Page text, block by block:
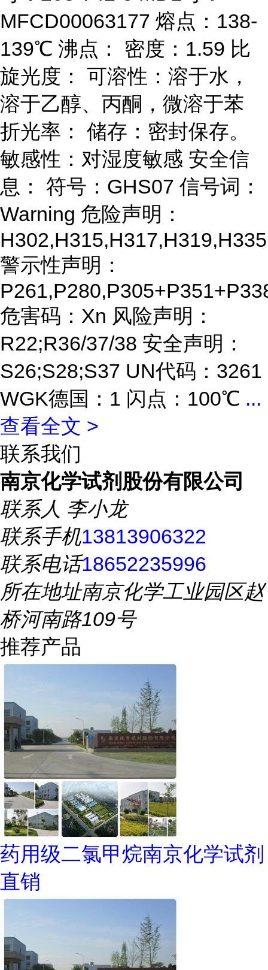
MFCD00063177 熔点：138-
139℃ 沸点： 密度：1.59 比
旋光度： 可溶性：溶于水，
溶于乙醇、丙酮，微溶于苯
折光率： 储存：密封保存。
敏感性：对湿度敏感 安全信
息： 符号：GHS07 信号词：
Warning 危险声明：
H302,H315,H317,H319,H335
警示性声明：
危害码：Xn 风险声明：
R22;R36/37/38 安全声明：
S26;S28;S37 UN代码：3261
WGK德国：1 闪点：100℃ ...
查看全文 >
联系我们
南京化学试剂股份有限公司
联系人 李小龙
联系手机13813906322
联系电话18652235996
所在地址南京化学工业园区赵
桥河南路109号
推荐产品
药用级二氯甲烷南京化学试剂
直销